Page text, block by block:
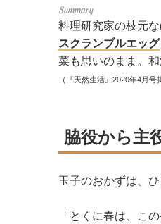
料理研究家の枝元
スクランブルエッグ
菜も思いのまま。
（『天然生活』2020年4月号
脇役から主
玉子のおかずは、
「とくに春は、こ